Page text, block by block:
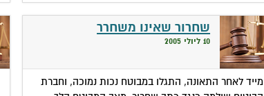
שחרור שאינו משחרר
10 ליולי 2005
מייד לאחר התאונה, התגלו במבוטח נכות נמוכה, וחברת